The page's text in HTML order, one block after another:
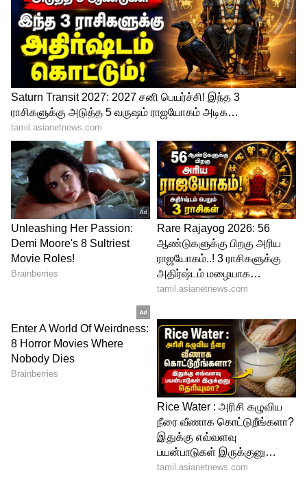
இதன் அடிப்படையில் போலீசார் தீவிரமாக
விசாரனை நடத்தியதில் அப்பெண்ணின்
மாமனார் குற்றத்தை ஒப்புக்கொண்டார்.
அதன் அடிப்படையில் தற்கொலை வழக்கை
கொலை வழக்காக மாற்றினர். சொத்து
பாகப்பிரிவினையின் காரணமாக தனது
மருமகள் மீது பெட்ரோல் ஊற்றி தீ வைத்து
எரித்த சம்பவம் அப்பகுதியில் பெரும்
பரபரப்பை ஏற்படுத்தி உள்ளது.